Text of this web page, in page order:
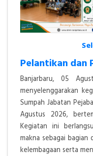
Banjarbaru, 05
menyelenggarakan
Sumpah Jabatan
Agustus 2026,
Kegiatan ini
makna sebagai
kelembagaan serta